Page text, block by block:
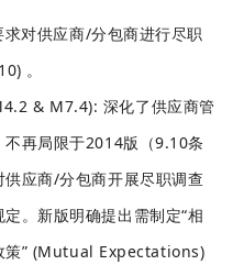
对供应商/分包商进行尽职
。
& M7.4): 深化了供应商管
不再局限于2014版（9.10条
供应商/分包商开展尽职调查
定。新版明确提出需制定“相
” (Mutual Expectations)